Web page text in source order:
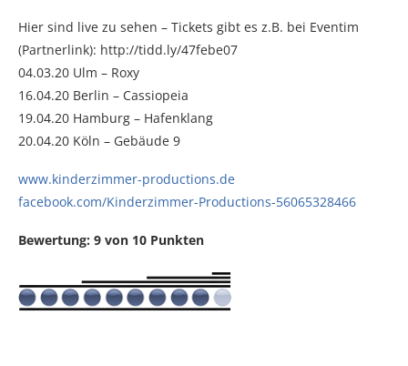
Hier sind live zu sehen – Tickets gibt es z.B. bei Eventim
(Partnerlink): http://tidd.ly/47febe07
04.03.20 Ulm – Roxy
16.04.20 Berlin – Cassiopeia
19.04.20 Hamburg – Hafenklang
20.04.20 Köln – Gebäude 9
www.kinderzimmer-productions.de
facebook.com/Kinderzimmer-Productions-56065328466
Bewertung: 9 von 10 Punkten